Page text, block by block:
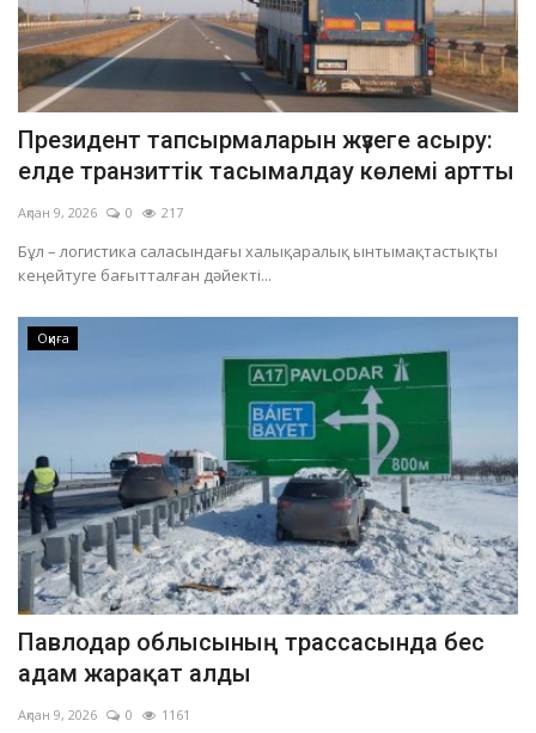
Президент тапсырмаларын жүзеге асыру:
елде транзиттік тасымалдау көлемі артты
Ақпан 9, 2026 0 217
Бұл – логистика саласындағы халықаралық ынтымақтастықты
кеңейтуге бағытталған дәйекті...
Оқиға
Павлодар облысының трассасында бес
адам жарақат алды
Ақпан 9, 2026 0 1161